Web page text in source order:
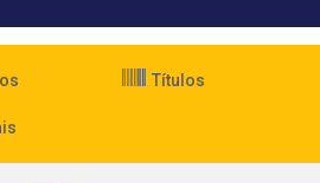
Títulos